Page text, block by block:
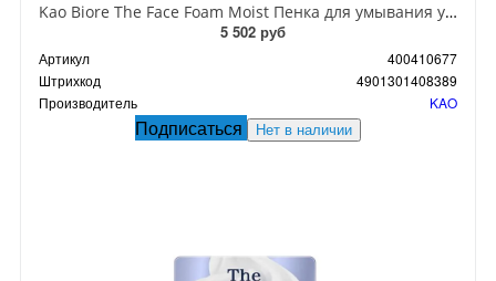
Kao Biore The Face Foam Moist Пенка для умывания увлажняющая с ароматом Цветочного мыла 200 мл
5 502 руб
Артикул
400410677
Штрихкод
4901301408389
Производитель
KAO
Подписаться Нет в наличии